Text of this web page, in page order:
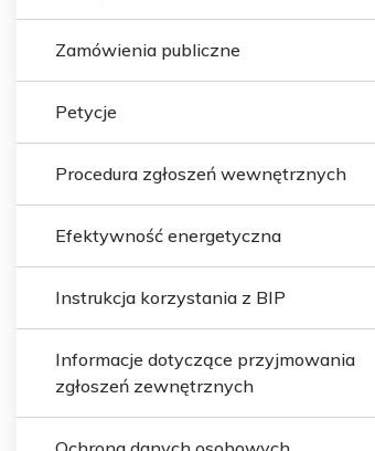
Zamówienia publiczne
Petycje
Procedura zgłoszeń wewnętrznych
Efektywność energetyczna
Instrukcja korzystania z BIP
Informacje dotyczące przyjmowania
zgłoszeń zewnętrznych